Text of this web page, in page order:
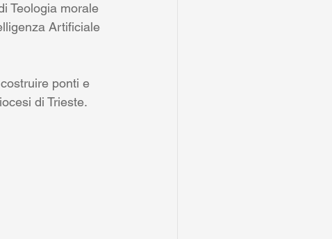
Teologia morale
Artificiale
ponti e
di Trieste.